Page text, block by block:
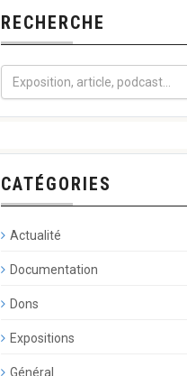
RECHERCHE
CATÉGORIES
Actualité
Documentation
Dons
Expositions
Général